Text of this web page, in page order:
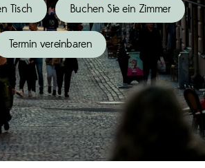
Tisch Buchen Sie ein Zimmer
Termin vereinbaren